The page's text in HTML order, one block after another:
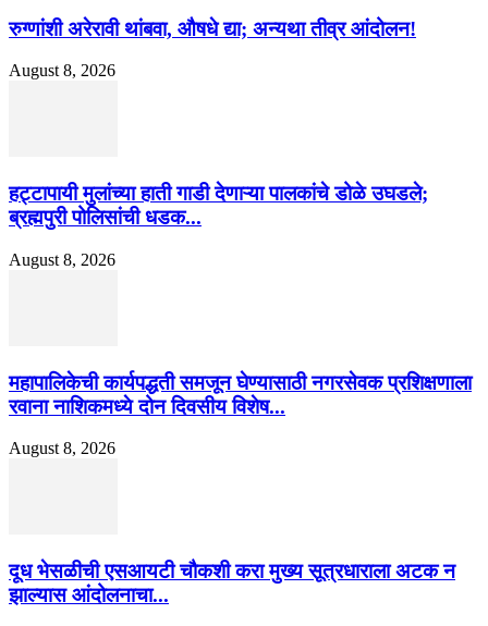
रुग्णांशी अरेरावी थांबवा, औषधे द्या; अन्यथा तीव्र आंदोलन!
August 8, 2026
हट्टापायी मुलांच्या हाती गाडी देणाऱ्या पालकांचे डोळे उघडले;
ब्रह्मपुरी पोलिसांची धडक...
August 8, 2026
महापालिकेची कार्यपद्धती समजून घेण्यासाठी नगरसेवक प्रशिक्षणाला
रवाना नाशिकमध्ये दोन दिवसीय विशेष...
August 8, 2026
दूध भेसळीची एसआयटी चौकशी करा मुख्य सूत्रधाराला अटक न
झाल्यास आंदोलनाचा...